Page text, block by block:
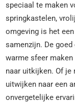
speciaal te maken
springkastelen,
omgeving is het
samenzijn. De
warme sfeer
naar uitkijken. Of
uitwijken naar een
onvergetelijke